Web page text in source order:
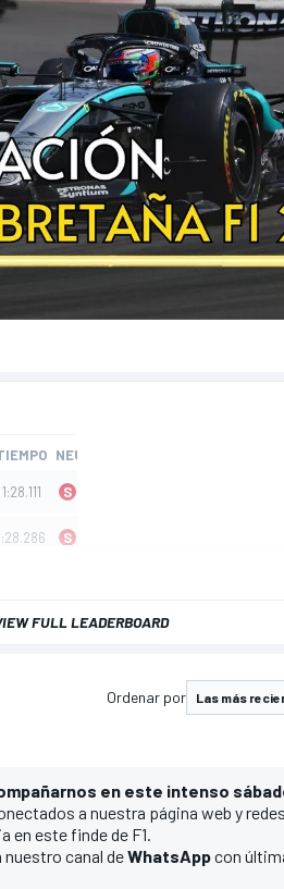
FULL LEADERBOARD
Ordenar por
en este intenso
a nuestra página web y
en este finde de F1.
nuestro canal deWhatsAppcon